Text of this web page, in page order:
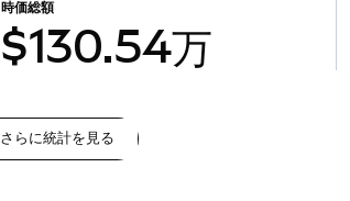
時価総額
$130.54万
さらに統計を見る